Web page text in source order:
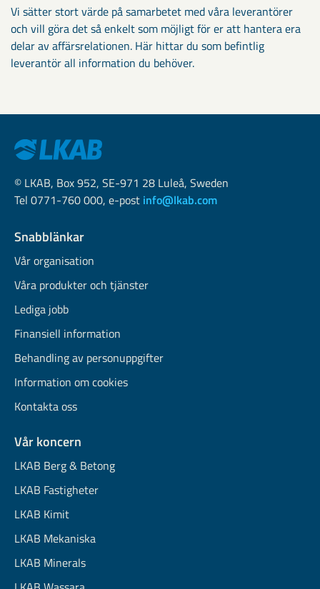
Vi sätter stort värde på samarbetet med våra leverantörer
och vill göra det så enkelt som möjligt för er att hantera era
delar av affärsrelationen. Här hittar du som befintlig
leverantör all information du behöver.
© LKAB, Box 952, SE-971 28 Luleå, Sweden
Tel 0771-760 000, e-post info@lkab.com
Snabblänkar
Vår organisation
Våra produkter och tjänster
Lediga jobb
Finansiell information
Behandling av personuppgifter
Information om cookies
Kontakta oss
Vår koncern
LKAB Berg & Betong
LKAB Fastigheter
LKAB Kimit
LKAB Mekaniska
LKAB Minerals